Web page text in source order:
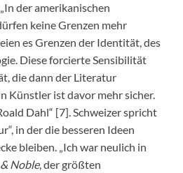
der amerikanischen
keine Grenzen mehr
es Grenzen der Identität, des
Diese forcierte Sensibilität
die dann der Literatur
Künstler ist davor mehr sicher.
Dahl“ [7]. Schweizer spricht
in der die besseren Ideen
bleiben. „Ich war neulich in
Noble, der größten